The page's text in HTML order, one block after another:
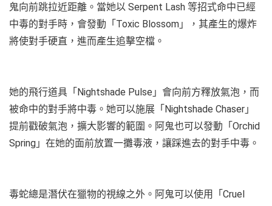
鬼向前跳拉近距離。當她以 Serpent Lash 等招式命中已經
中毒的對手時，會發動「Toxic Blossom」，其產生的爆炸
將使對手硬直，進而產生追擊空檔。
她的飛行道具「Nightshade Pulse」會向前方釋放氣泡，而
被命中的對手將中毒。她可以施展「Nightshade Chaser」
提前戳破氣泡，擴大影響的範圍。阿鬼也可以發動「Orchid
Spring」在她的面前放置一攤毒液，讓踩進去的對手中毒。
毒蛇總是潛伏在獵物的視線之外。阿鬼可以使用「Cruel